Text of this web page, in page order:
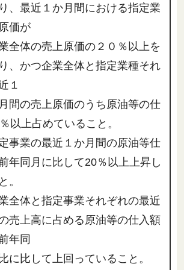
、最近１か月間における指定業
価が
の売上原価の２０％以上を
、かつ企業全体と指定業種それ
１
売上原価のうち原油等の仕
以上占めていること。
業の最近１か月間の原油等仕
年同月に比して20％以上上昇し
。
体と指定事業それぞれの最近
売上高に占める原油等の仕入額
年同
して上回っていること。